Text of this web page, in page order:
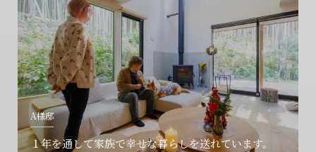
A様邸
１年を通して家族で幸せな暮らしを送れています。
会社に関することや物件についての
ご相談はこちら
賃貸物件入居者様の
お困りごとのご相談はこちら
土地の活用・賃貸経営に関する
ご相談はこちら